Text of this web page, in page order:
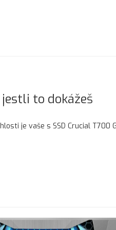
to dokážeš
je vaše s SSD Crucial T700